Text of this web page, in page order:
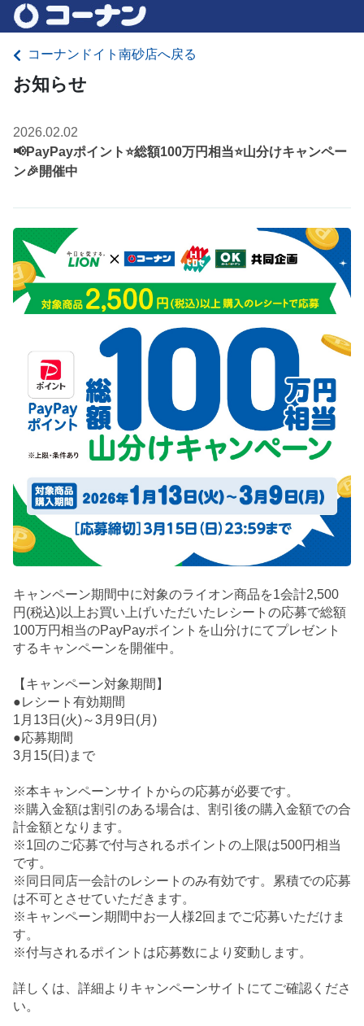
コーナンドイト南砂店へ戻る
お知らせ
2026.02.02
📢PayPayポイント⭐総額100万円相当⭐山分けキャンペー
ン🎉開催中
キャンペーン期間中に対象のライオン商品を1会計2,500
円(税込)以上お買い上げいただいたレシートの応募で総額
100万円相当のPayPayポイントを山分けにてプレゼント
するキャンペーンを開催中。
【キャンペーン対象期間】
●レシート有効期間
1月13日(火)～3月9日(月)
●応募期間
3月15(日)まで
※本キャンペーンサイトからの応募が必要です。
※購入金額は割引のある場合は、割引後の購入金額での合
計金額となります。
※1回のご応募で付与されるポイントの上限は500円相当
です。
※同日同店一会計のレシートのみ有効です。累積での応募
は不可とさせていただきます。
※キャンペーン期間中お一人様2回までご応募いただけま
す。
※付与されるポイントは応募数により変動します。
詳しくは、詳細よりキャンペーンサイトにてご確認くださ
い。